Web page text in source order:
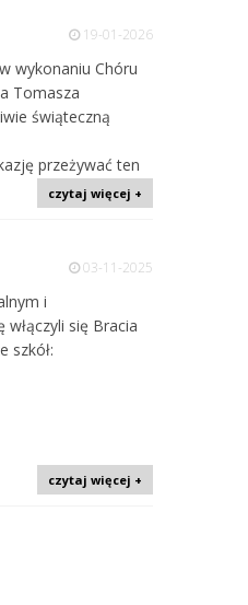
19-01-2026
wykonaniu Chóru
Tomasza
świąteczną
przeżywać ten
czytaj więcej +
03-11-2025
i
się Bracia
szkół:
czytaj więcej +